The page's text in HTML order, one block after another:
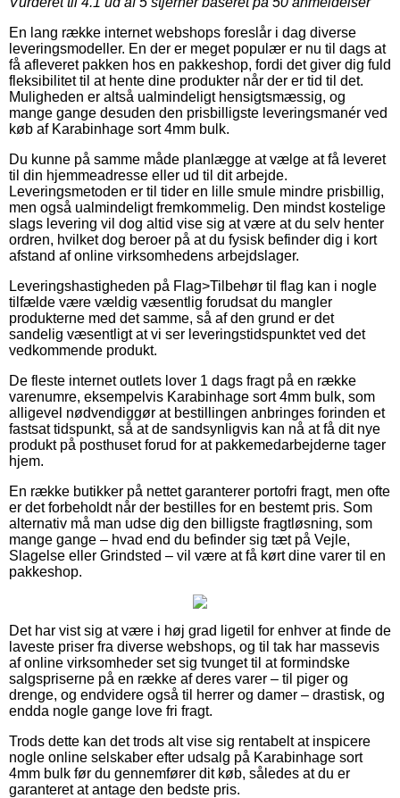
En lang række internet webshops foreslår i dag diverse
leveringsmodeller. En der er meget populær er nu til dags at
få afleveret pakken hos en pakkeshop, fordi det giver dig fuld
fleksibilitet til at hente dine produkter når der er tid til det.
Muligheden er altså ualmindeligt hensigtsmæssig, og
mange gange desuden den prisbilligste leveringsmanér ved
køb af Karabinhage sort 4mm bulk.
Du kunne på samme måde planlægge at vælge at få leveret
til din hjemmeadresse eller ud til dit arbejde.
Leveringsmetoden er til tider en lille smule mindre prisbillig,
men også ualmindeligt fremkommelig. Den mindst kostelige
slags levering vil dog altid vise sig at være at du selv henter
ordren, hvilket dog beroer på at du fysisk befinder dig i kort
afstand af online virksomhedens arbejdslager.
Leveringshastigheden på Flag>Tilbehør til flag kan i nogle
tilfælde være vældig væsentlig forudsat du mangler
produkterne med det samme, så af den grund er det
sandelig væsentligt at vi ser leveringstidspunktet ved det
vedkommende produkt.
De fleste internet outlets lover 1 dags fragt på en række
varenumre, eksempelvis Karabinhage sort 4mm bulk, som
alligevel nødvendiggør at bestillingen anbringes forinden et
fastsat tidspunkt, så at de sandsynligvis kan nå at få dit nye
produkt på posthuset forud for at pakkemedarbejderne tager
hjem.
En række butikker på nettet garanterer portofri fragt, men ofte
er det forbeholdt når der bestilles for en bestemt pris. Som
alternativ må man udse dig den billigste fragtløsning, som
mange gange – hvad end du befinder sig tæt på Vejle,
Slagelse eller Grindsted – vil være at få kørt dine varer til en
pakkeshop.
Det har vist sig at være i høj grad ligetil for enhver at finde de
laveste priser fra diverse webshops, og til tak har massevis
af online virksomheder set sig tvunget til at formindske
salgspriserne på en række af deres varer – til piger og
drenge, og endvidere også til herrer og damer – drastisk, og
endda nogle gange love fri fragt.
Trods dette kan det trods alt vise sig rentabelt at inspicere
nogle online selskaber efter udsalg på Karabinhage sort
4mm bulk før du gennemfører dit køb, således at du er
garanteret at antage den bedste pris.